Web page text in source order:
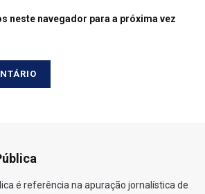
neste navegador para a próxima vez
é referência na apuração jornalística de